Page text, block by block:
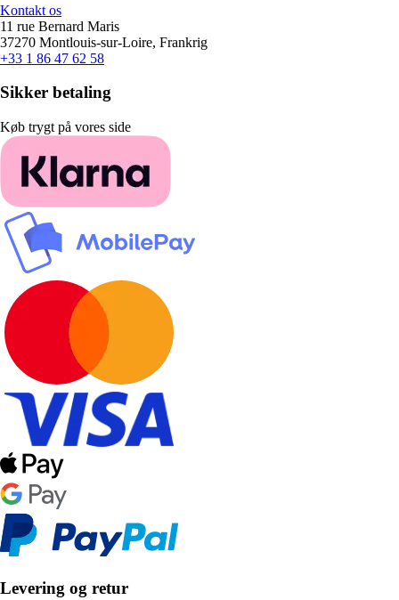
Kontakt os
11 rue Bernard Maris
37270 Montlouis-sur-Loire, Frankrig
+33 1 86 47 62 58
Sikker betaling
Køb trygt på vores side
Levering og retur